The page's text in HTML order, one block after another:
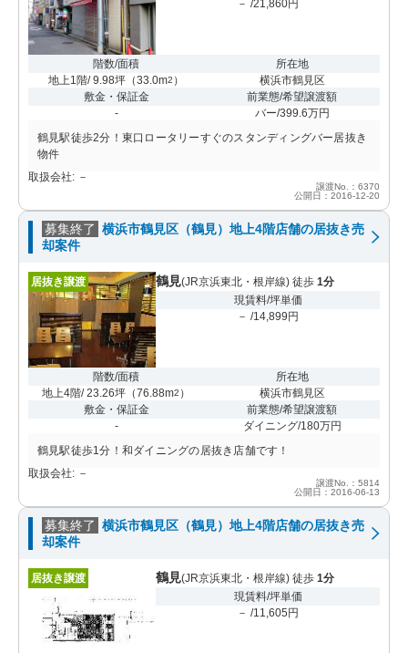
－ /21,860円
階数/面積
地上1階/ 9.98坪 （33.0m2 ）
所在地
横浜市鶴見区
敷金・保証金
-
前業態/希望譲渡額
バー/399.6万円
鶴見駅徒歩2分！東口ロータリーすぐのスタンディングバー居抜き
物件
取扱会社: －
譲渡No.：6370
公開日：2016-12-20
募集終了 横浜市鶴見区（鶴見）地上4階店舗の居抜き売
却案件
居抜き譲渡 鶴見(JR京浜東北・根岸線) 徒歩 1分
現賃料/坪単価
－ /14,899円
階数/面積
地上4階/ 23.26坪 （76.88m2 ）
所在地
横浜市鶴見区
敷金・保証金
-
前業態/希望譲渡額
ダイニング/180万円
鶴見駅徒歩1分！和ダイニングの居抜き店舗です！
取扱会社: －
譲渡No.：5814
公開日：2016-06-13
募集終了 横浜市鶴見区（鶴見）地上4階店舗の居抜き売
却案件
居抜き譲渡 鶴見(JR京浜東北・根岸線) 徒歩 1分
現賃料/坪単価
－ /11,605円